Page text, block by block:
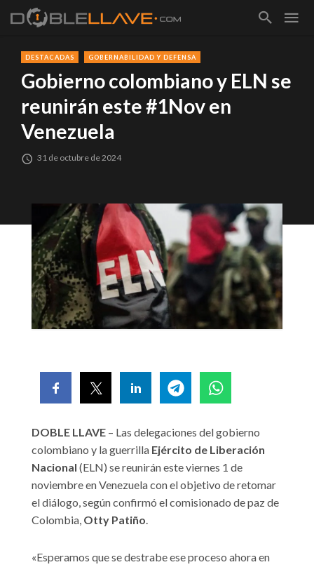
DESTACADAS GOBERNABILIDAD Y DEFENSA
Gobierno colombiano y ELN se
reunirán este #1Nov en
Venezuela
31 de octubre de 2024
DOBLE LLAVE – Las delegaciones del gobierno
colombiano y la guerrilla Ejército de Liberación
Nacional (ELN) se reunirán este viernes 1 de
noviembre en Venezuela con el objetivo de retomar
el diálogo, según confirmó el comisionado de paz de
Colombia, Otty Patiño.
«Esperamos que se destrabe ese proceso ahora en